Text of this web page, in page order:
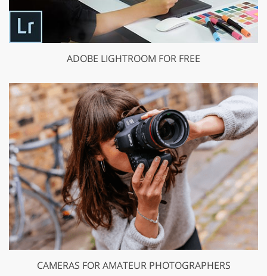
ADOBE LIGHTROOM FOR FREE
CAMERAS FOR AMATEUR PHOTOGRAPHERS